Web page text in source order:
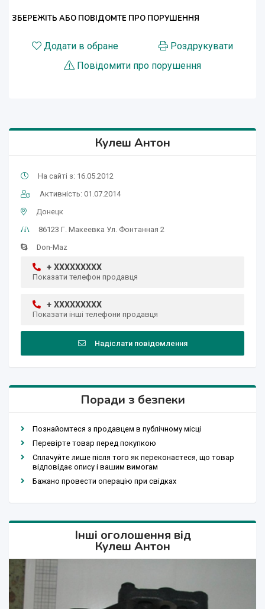
ЗБЕРЕЖІТЬ АБО ПОВІДОМТЕ ПРО ПОРУШЕННЯ
Додати в обране
Роздрукувати
Повідомити про порушення
Кулеш Антон
На сайті з: 16.05.2012
Активність: 01.07.2014
Донецк
86123 Г. Макеевка Ул. Фонтанная 2
Don-Maz
+ XXXXXXXXX
Показати телефон продавця
+ XXXXXXXXX
Показати інші телефони продавця
Надіслати повідомлення
Поради з безпеки
Познайомтеся з продавцем в публічному місці
Перевірте товар перед покупкою
Сплачуйте лише після того як переконаєтеся, що товар
відповідає опису і вашим вимогам
Бажано провести операцію при свідках
Інші оголошення від
Кулеш Антон